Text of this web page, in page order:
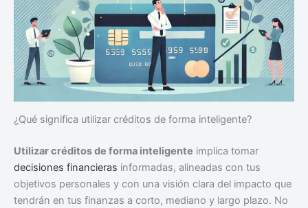
¿Qué significa utilizar créditos de forma inteligente?
Utilizar créditos de forma inteligente implica tomar
decisiones financieras informadas, alineadas con tus
objetivos personales y con una visión clara del impacto que
tendrán en tus finanzas a corto, mediano y largo plazo. No